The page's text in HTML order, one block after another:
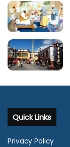
Quick Links
Privacy Policy